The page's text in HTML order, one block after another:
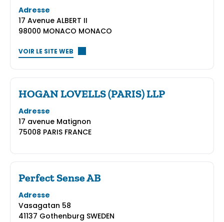
Adresse
17 Avenue ALBERT II
98000 MONACO MONACO
VOIR LE SITE WEB
HOGAN LOVELLS (PARIS) LLP
Adresse
17 avenue Matignon
75008 PARIS FRANCE
Perfect Sense AB
Adresse
Vasagatan 58
41137 Gothenburg SWEDEN